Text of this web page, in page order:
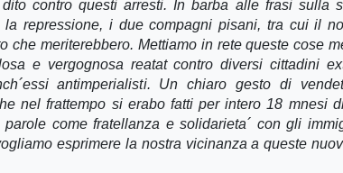
contro questi arresti. In barba alle frasi sulla
repressione, i due compagni pisani, tra cui il
che meriterebbero. Mettiamo in rete queste cose
e vergognosa reatat contro diversi cittadini
antimperialisti. Un chiaro gesto di
nel frattempo si erabo fatti per intero 18 mnesi
come fratellanza e solidarieta´ con gli
esprimere la nostra vicinanza a queste